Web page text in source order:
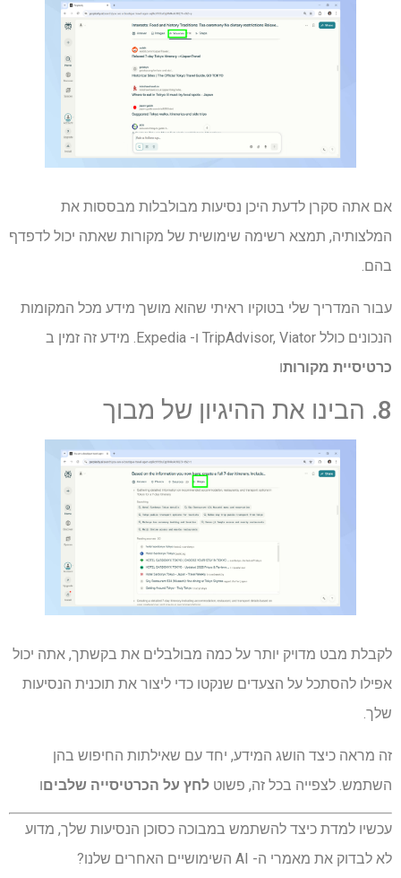
אם אתה סקרן לדעת היכן נסיעות מבולבלות מבססות את
המלצותיה, תמצא רשימה שימושית של מקורות שאתה יכול לדפדף
בהם.
עבור המדריך שלי בטוקיו ראיתי שהוא מושך מידע מכל המקומות
הנכונים כולל TripAdvisor, Viator ו- Expedia. מידע זה זמין ב
כרטיסיית מקורותו
8. הבינו את ההיגיון של מבוך
לקבלת מבט מדויק יותר על כמה מבולבלים את בקשתך, אתה יכול
אפילו להסתכל על הצעדים שנקטו כדי ליצור את תוכנית הנסיעות
שלך.
זה מראה כיצד הושג המידע, יחד עם שאילתות החיפוש בהן
השתמש. לצפייה בכל זה, פשוט לחץ על הכרטיסייה שלביםו
עכשיו למדת כיצד להשתמש במבוכה כסוכן הנסיעות שלך, מדוע
לא לבדוק את מאמרי ה- AI השימושיים האחרים שלנו?